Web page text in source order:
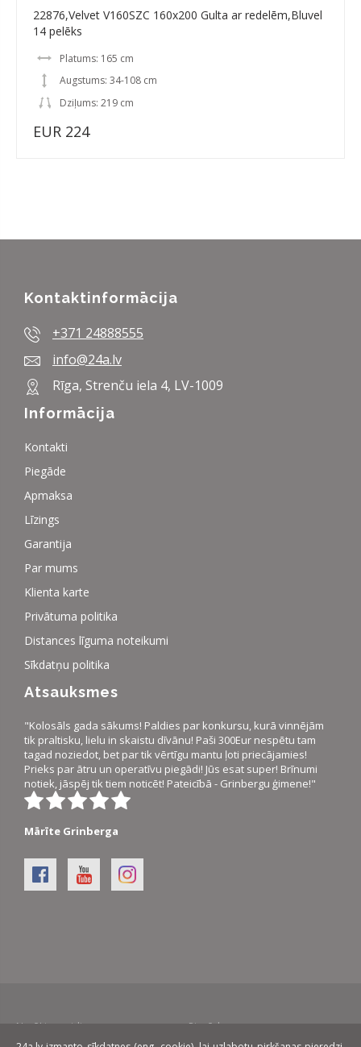
22876,Velvet V160SZC 160x200 Gulta ar redelēm,Bluvel
14 pelēks
Platums: 165 cm
Augstums: 34-108 cm
Dziļums: 219 cm
EUR 224
Kontaktinformācija
+371 24888555
info@24a.lv
Rīga, Strenču iela 4, LV-1009
Informācija
Kontakti
Piegāde
Apmaksa
Līzings
Garantija
Par mums
Klienta karte
Privātuma politika
Distances līguma noteikumi
Sīkdatņu politika
Atsauksmes
"Kolosāls gada sākums! Paldies par konkursu, kurā vinnējām
tik praltisku, lielu in skaistu dīvānu! Paši 300Eur nespētu tam
tagad noziedot, bet par tik vērtīgu mantu ļoti priecājamies!
Prieks par ātru un operatīvu piegādi! Jūs esat super! Brīnumi
notiek, jāspēj tik tiem noticēt! Pateicībā - Grinbergu ģimene!"
Mārīte Grinberga
Norēķinu veidi: Piegāde: